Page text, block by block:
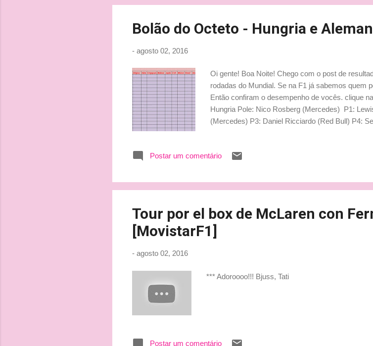
pilotos intocáve...
Bolão do Octeto - Hungria e
- agosto 02, 2016
Oi gente! Boa Noite! Chego com o post de
rodadas do Mundial. Se na F1 já sabemos quem
Então confiram o desempenho de vocês. clique
Hungria Pole: Nico Rosberg (Mercedes) P1:
(Mercedes) P3: Daniel Ricciardo (Red Bull) P4:
(Red Bull) P3: Max Verstappen (Red Bull) P4:
www.formula1.com Qualquer coisa é só me
Postar um comentário
Tour por el box de McLaren con
[MovistarF1]
- agosto 02, 2016
*** Adoroooo!!! Bjuss, Tati
Postar um comentário